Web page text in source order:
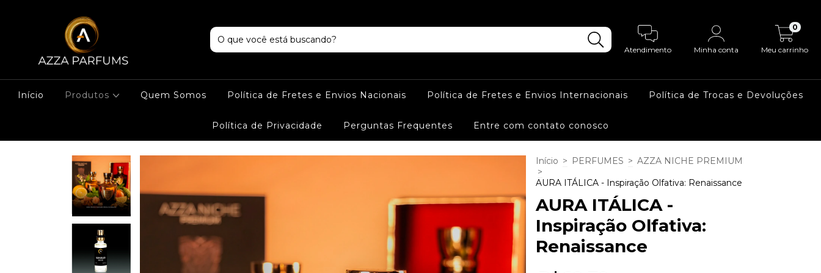
Atendimento Minha conta Meu carrinho
0
Início Produtos Quem Somos Política de Fretes e Envios Nacionais Política de Fretes e Envios Internacionais Política de Trocas e Devoluções
Política de Privacidade Perguntas Frequentes Entre com contato conosco
Início > PERFUMES > AZZA NICHE PREMIUM
>
AURA ITÁLICA - Inspiração Olfativa: Renaissance
AURA ITÁLICA -
Inspiração Olfativa:
Renaissance